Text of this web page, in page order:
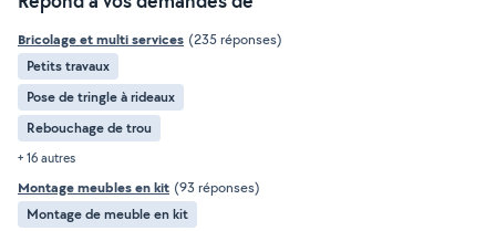
Bricolage et multi services (235 réponses)
Petits travaux
Pose de tringle à rideaux
Rebouchage de trou
+ 16 autres
Montage meubles en kit (93 réponses)
Montage de meuble en kit